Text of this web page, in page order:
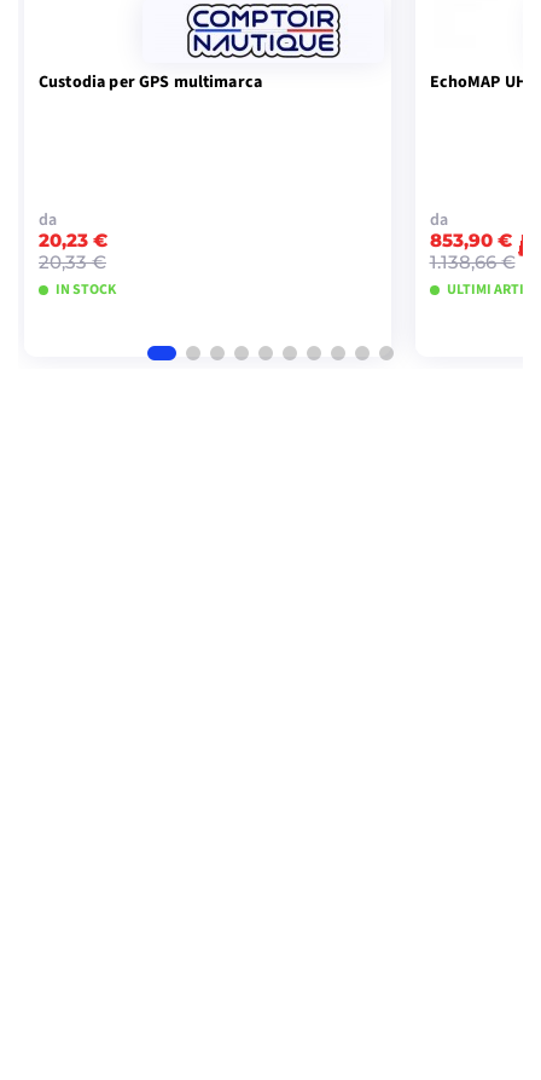
Custodia per GPS multimarca
da
20,23 €
20,33 €
IN STOCK
EchoMAP
da
853,90 €
1.138,66 €
ULTIMI